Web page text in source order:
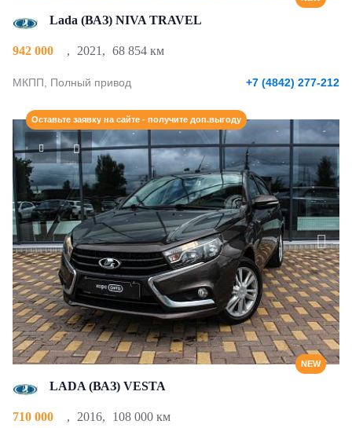
Lada (ВАЗ) NIVA TRAVEL
942 000 , 2021 , 68 854 км
МКПП, Полный привод +7 (4842) 277-212
NEW
Оставьте заявку на сайте - получите доп.выгоду
LADA (ВАЗ) VESTA
710 000 , 2016, 108 000 км